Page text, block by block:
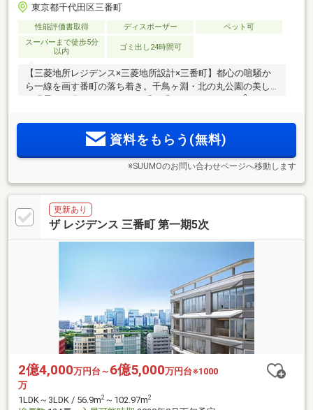
東京都千代田区三番町
性能評価書取得 ディスポーザー
ペット可
スーパーまで徒歩5分
以内
ゴミ出し24時間可
【三菱地所レジデンス×三菱地所設計×三番町】都心の喧騒か
ら一線を画す番町の落ち着き。千鳥ヶ淵・北の丸公園の美し
2
の利便性。
資料をもらう(無料)
※SUUMOのお問い合わせページへ移動します
更新あり
ザ レジデンス 三番町 第一期5次
2億4,000万円台～ 6億5,000万円台※1000
万
1LDK～3LDK / 56.9m2 ～102.97m2